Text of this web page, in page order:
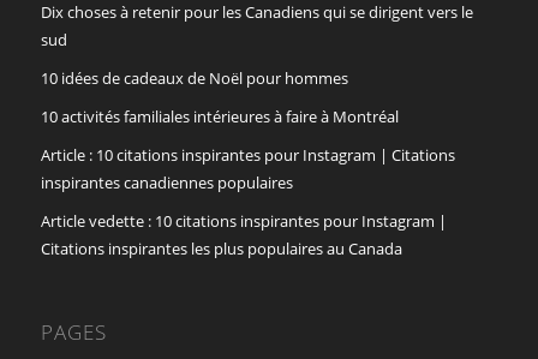
Dix choses à retenir pour les Canadiens qui se dirigent vers le
sud
10 idées de cadeaux de Noël pour hommes
10 activités familiales intérieures à faire à Montréal
Article : 10 citations inspirantes pour Instagram | Citations
inspirantes canadiennes populaires
Article vedette : 10 citations inspirantes pour Instagram |
Citations inspirantes les plus populaires au Canada
PAGES